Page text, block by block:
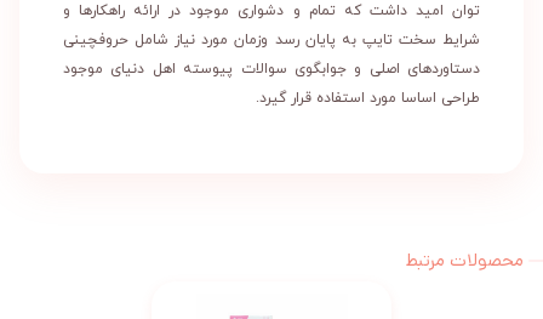
توان امید داشت که تمام و دشواری موجود در ارائه راهکارها و
شرایط سخت تایپ به پایان رسد وزمان مورد نیاز شامل حروفچینی
دستاوردهای اصلی و جوابگوی سوالات پیوسته اهل دنیای موجود
طراحی اساسا مورد استفاده قرار گیرد.
محصولات مرتبط